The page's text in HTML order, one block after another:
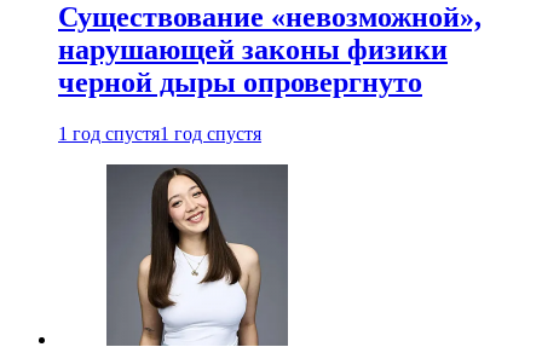
Существование «невозможной»,
нарушающей законы физики
черной дыры опровергнуто
1 год спустя1 год спустя